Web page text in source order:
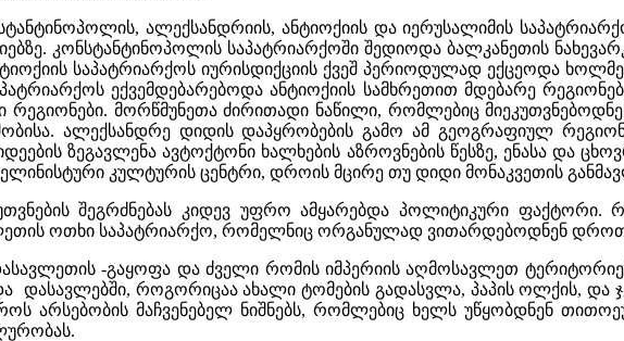
ალექსანდრიის, ანტიოქიის და იერუსალიმის
კონსტანტინოპოლის საპატრიარქოში შედიოდა ბალკანეთის
საპატრიარქოს იურისდიქციის ქვეშ პერიოდულად ექცეოდა
ექვემდებარებოდა ანტიოქიის სამხრეთით მდებარე
რეგიონები. მორწმუნეთა ძირითადი ნაწილი, რომლებიც
ალექსანდრე დიდის დაპყრობების გამო ამ გეოგრაფიულ
ზეგავლენა ავტოქტონი ხალხების აზროვნების წესზე, ენასა და
კულტურის ცენტრი, დროის მცირე თუ დიდი მონაკვეთის
შეგრძნებას კიდევ უფრო ამყარებდა პოლიტიკური ფაქტორი.
ოთხი საპატრიარქო, რომელნიც ორგანულად ვითარდებოდნენ
-გაყოფა და ძველი რომის იმპერიის აღმოსავლეთ
დასავლებში, როგორიცაა ახალი ტომების გადასვლა, პაპის ოლქის, და
არსებობის მაჩვენებელ ნიშნებს, რომლებიც ხელს უწყობდნენ